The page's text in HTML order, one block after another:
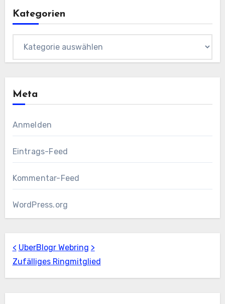
Kategorien
Meta
Anmelden
Eintrags-Feed
Kommentar-Feed
WordPress.org
< UberBlogr Webring >
Zufälliges Ringmitglied